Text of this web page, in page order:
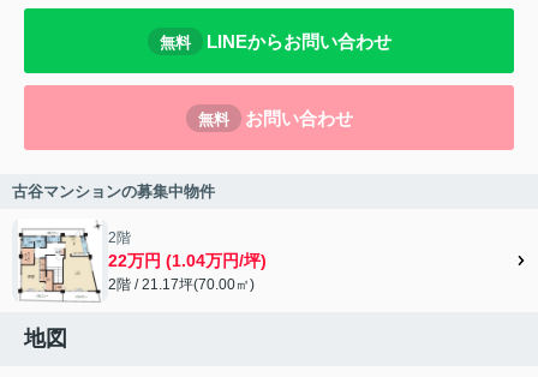
無料 LINEからお問い合わせ
無料 お問い合わせ
古谷マンションの募集中物件
2階
22万円 (1.04万円/坪)
2階 / 21.17坪(70.00㎡)
地図